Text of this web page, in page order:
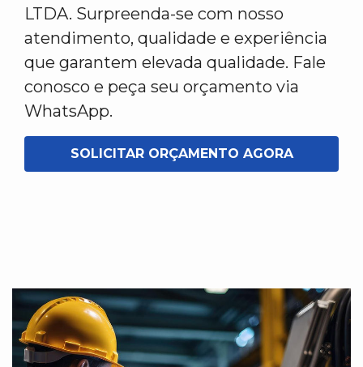
LTDA. Surpreenda-se com nosso
atendimento, qualidade e experiência
que garantem elevada qualidade. Fale
conosco e peça seu orçamento via
WhatsApp.
SOLICITAR ORÇAMENTO AGORA